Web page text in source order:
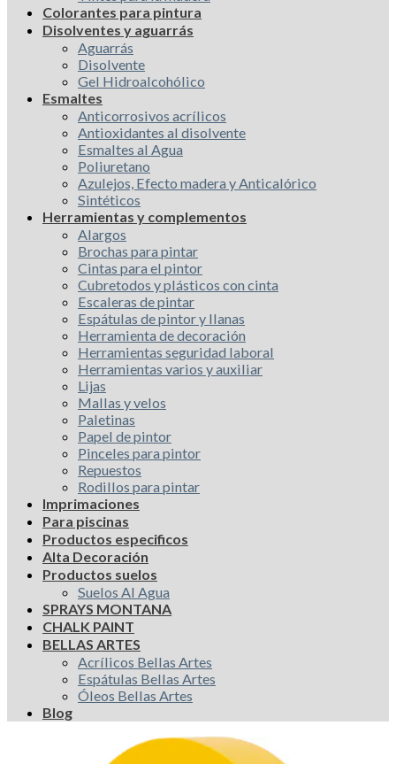
Colorantes para pintura
Disolventes y aguarrás
Aguarrás
Disolvente
Gel Hidroalcohólico
Esmaltes
Anticorrosivos acrílicos
Antioxidantes al disolvente
Esmaltes al Agua
Poliuretano
Azulejos, Efecto madera y Anticalórico
Sintéticos
Herramientas y complementos
Alargos
Brochas para pintar
Cintas para el pintor
Cubretodos y plásticos con cinta
Escaleras de pintar
Espátulas de pintor y llanas
Herramienta de decoración
Herramientas seguridad laboral
Herramientas varios y auxiliar
Lijas
Mallas y velos
Paletinas
Papel de pintor
Pinceles para pintor
Repuestos
Rodillos para pintar
Imprimaciones
Para piscinas
Productos especificos
Alta Decoración
Productos suelos
Suelos Al Agua
SPRAYS MONTANA
CHALK PAINT
BELLAS ARTES
Acrílicos Bellas Artes
Espátulas Bellas Artes
Óleos Bellas Artes
Blog